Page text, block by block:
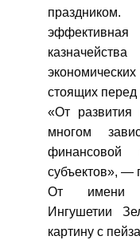
стоящих перед
«От развития
многом
субъектов», —
От имени
Ингушетии
картину с